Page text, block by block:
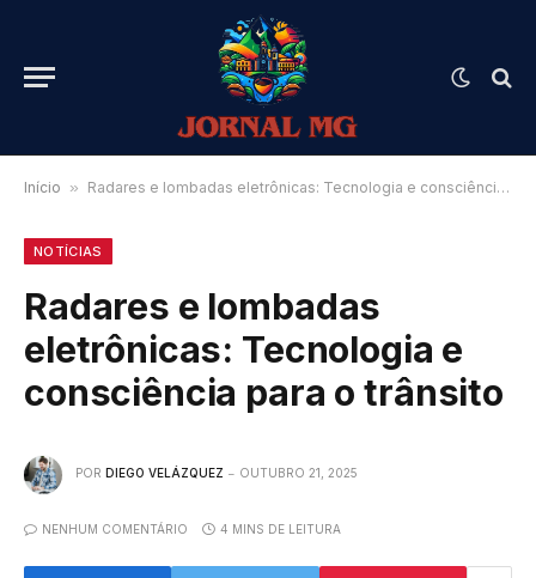
Início » Radares e lombadas eletrônicas: Tecnologia e consciência para o trânsito
NOTÍCIAS
Radares e lombadas
eletrônicas: Tecnologia e
consciência para o trânsito
POR DIEGO VELÁZQUEZ OUTUBRO 21, 2025
NENHUM COMENTÁRIO 4 MINS DE LEITURA